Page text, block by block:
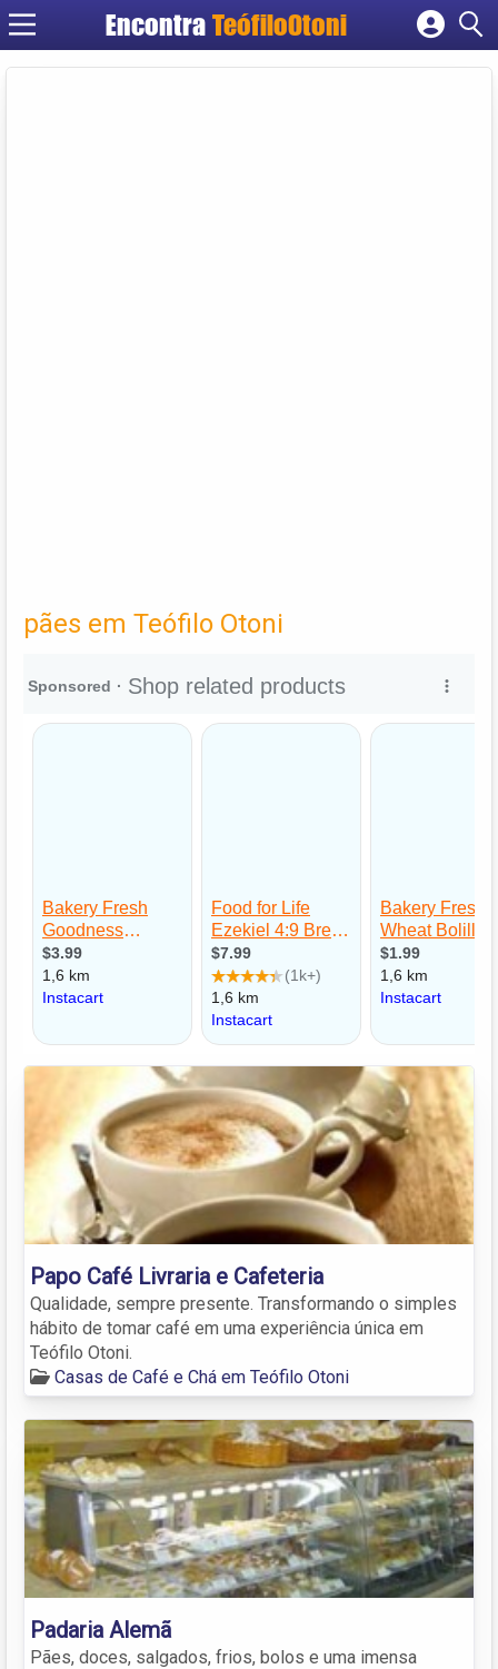
Encontra TeófiloOtoni
Cadastrar empresa
pães em Teófilo Otoni
Papo Café Livraria e Cafeteria
Qualidade, sempre presente. Transformando o simples
hábito de tomar café em uma experiência única em
Teófilo Otoni.
Casas de Café e Chá em Teófilo Otoni
Padaria Alemã
Pães, doces, salgados, frios, bolos e uma imensa